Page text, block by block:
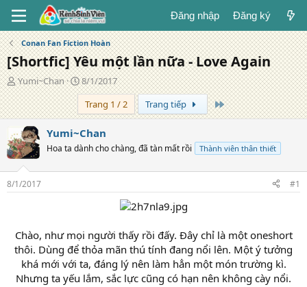
Đăng nhập Đăng ký
Conan Fan Fiction Hoàn
[Shortfic] Yêu một lần nữa - Love Again
T
á
c
g
ả
Yumi~Chan
N
g
à
y
đ
ă
n
8/1/2017
Trang 1 / 2
Trang tiếp Trang cuối
Yumi~Chan
Hoa ta dành cho chàng, đã tàn mất rồi Thành viên thân thiết
8/1/2017 #1
Chào, như mọi người thấy rồi đấy. Đây chỉ là một oneshort
thôi. Dùng để thỏa mãn thú tính đang nổi lên. Một ý tưởng
khá mới với ta, đáng lý nên làm hẳn một món trường kì.
Nhưng ta yếu lắm, sắc lực cũng có hạn nên không cày nổi.